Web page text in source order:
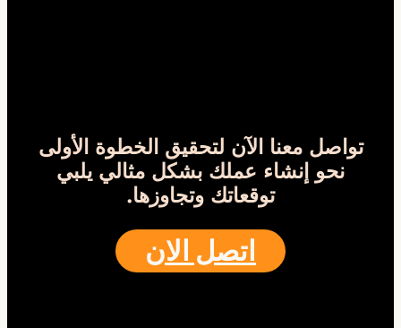
تواصل معنا الآن لتحقيق الخطوة الأولى
نحو إنشاء عملك بشكل مثالي يلبي
توقعاتك وتجاوزها.
اتصل الان